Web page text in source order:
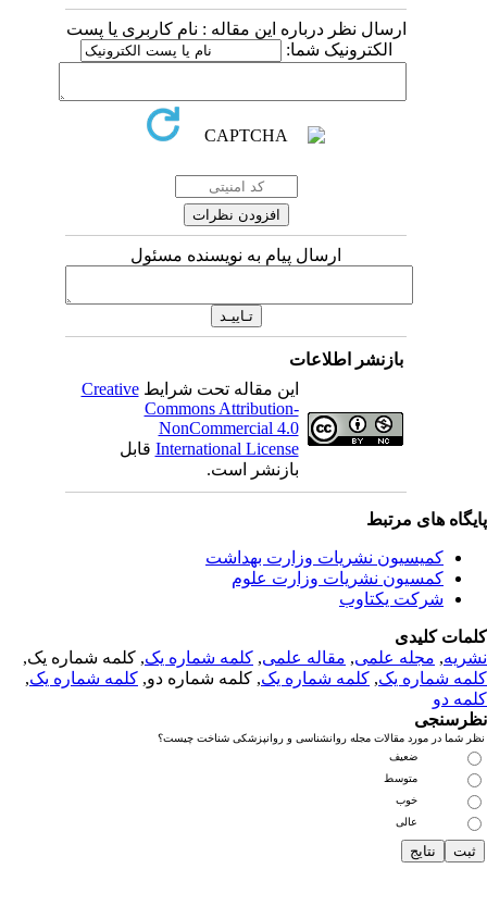
ارسال نظر درباره این مقاله : نام کاربری یا پست
الکترونیک شما:
ارسال پیام به نویسنده مسئول
بازنشر اطلاعات
این مقاله تحت شرایطCreative
Commons Attribution-
NonCommercial 4.0
International Licenseقابل
بازنشر است.
های مرتبط
کمیسیون نشریات وزارت بهداشت
کمسیون نشریات وزارت علوم
شرکت یکتاوب
کلیدی
,مجله علمی, مقاله علمی, کلمه شماره یک, کلمه شماره یک,
شماره یک,کلمه شماره یک, کلمه شماره دو,کلمه شماره یک,
دو
شما در مورد مقالات مجله روانشناسی و روانپزشکی شناخت چیست؟
ضعیف
متوسط
خوب
عالی